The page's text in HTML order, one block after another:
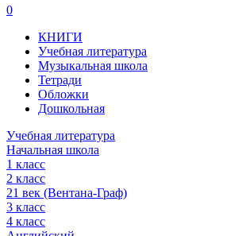
0
КНИГИ
Учебная литература
Музыкальная школа
Тетради
Обложки
Дошкольная
Учебная литература
Начальная школа
1 класс
2 класс
21 век (Вентана-Граф)
3 класс
4 класс